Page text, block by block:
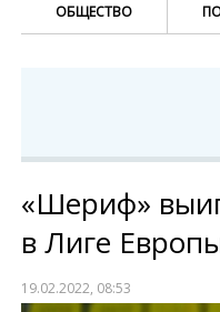
ОБЩЕСТВО
«Шериф»
в Лиге
19.02.2022, 08:53